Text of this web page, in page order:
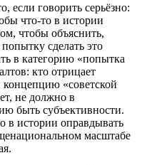
если говорить серьёзно:
что-то в истории
чтобы объяснить,
сделать это
в категорию «попытка
кто отрицает
«советской
не должно в
быть субъективности.
в истории оправдывать
масштабе